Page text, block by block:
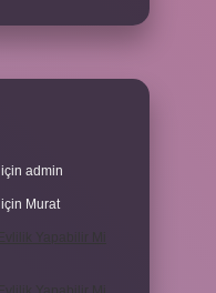
için admin
için Murat